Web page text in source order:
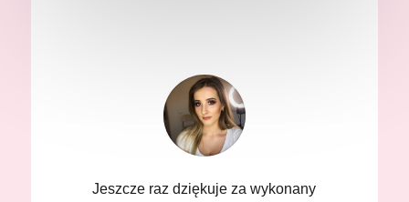
Jeszcze raz dziękuje za wykonany